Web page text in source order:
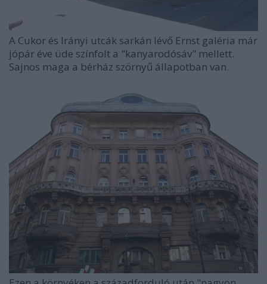
A Cukor és Irányi utcák sarkán lévő Ernst galéria már
jópár éve üde színfolt a "kanyarodósáv" mellett.
Sajnos maga a bérház szörnyű állapotban van.